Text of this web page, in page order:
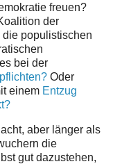
freuen?
der
populistischen
bei der
Oder
einem Entzug
aber länger als
die
gut dazustehen,